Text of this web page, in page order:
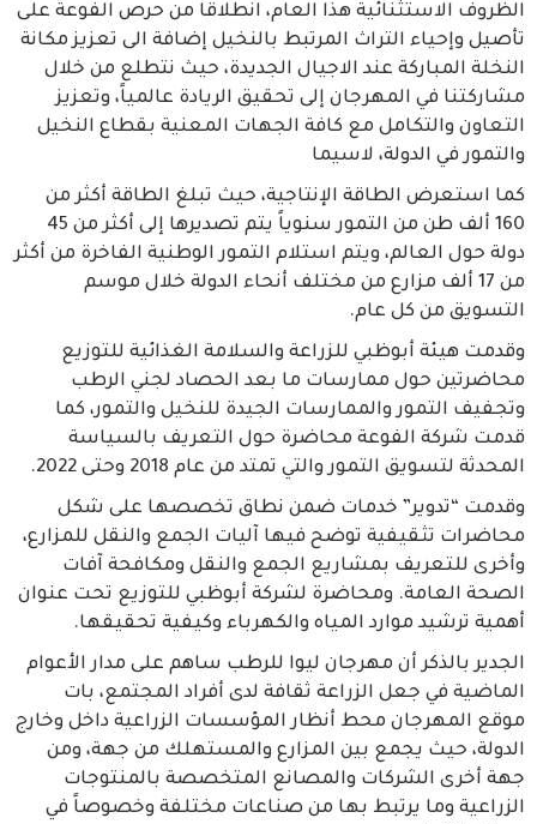
الظروف الاستثنائية هذا العام، انطلاقا من حرص الفوعة على
تأصيل وإحياء التراث المرتبط بالنخيل إضافة الى تعزيز مكانة
النخلة المباركة عند الاجيال الجديدة، حيث نتطلع من خلال
مشاركتنا في المهرجان إلى تحقيق الريادة عالمياً، وتعزيز
التعاون والتكامل مع كافة الجهات المعنية بقطاع النخيل
والتمور في الدولة، لاسيما
كما استعرض الطاقة الإنتاجية، حيث تبلغ الطاقة أكثر من
160 ألف طن من التمور سنوياً يتم تصديرها إلى أكثر من 45
دولة حول العالم، ويتم استلام التمور الوطنية الفاخرة من أكثر
من 17 ألف مزارع من مختلف أنحاء الدولة خلال موسم
التسويق من كل عام.
وقدمت هيئة أبوظبي للزراعة والسلامة الغذائية للتوزيع
محاضرتين حول ممارسات ما بعد الحصاد لجني الرطب
وتجفيف التمور والممارسات الجيدة للنخيل والتمور، كما
قدمت شركة الفوعة محاضرة حول التعريف بالسياسة
المحدثة لتسويق التمور والتي تمتد من عام 2018 وحتى 2022.
وقدمت “تدوير” خدمات ضمن نطاق تخصصها على شكل
محاضرات تثقيفية توضح فيها آليات الجمع والنقل للمزارع،
وأخرى للتعريف بمشاريع الجمع والنقل ومكافحة آفات
الصحة العامة. ومحاضرة لشركة أبوظبي للتوزيع تحت عنوان
أهمية ترشيد موارد المياه والكهرباء وكيفية تحقيقها.
الجدير بالذكر أن مهرجان ليوا للرطب ساهم على مدار الأعوام
الماضية في جعل الزراعة ثقافة لدى أفراد المجتمع، بات
موقع المهرجان محط أنظار المؤسسات الزراعية داخل وخارج
الدولة، حيث يجمع بين المزارع والمستهلك من جهة، ومن
جهة أخرى الشركات والمصانع المتخصصة بالمنتوجات
الزراعية وما يرتبط بها من صناعات مختلفة وخصوصاً في